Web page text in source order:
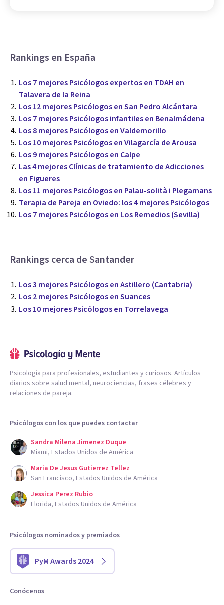
Rankings en España
Los 7 mejores Psicólogos expertos en TDAH en
Talavera de la Reina
Los 12 mejores Psicólogos en San Pedro Alcántara
Los 7 mejores Psicólogos infantiles en Benalmádena
Los 8 mejores Psicólogos en Valdemorillo
Los 10 mejores Psicólogos en Vilagarcía de Arousa
Los 9 mejores Psicólogos en Calpe
Las 4 mejores Clínicas de tratamiento de Adicciones
en Figueres
Los 11 mejores Psicólogos en Palau-solità i Plegamans
Terapia de Pareja en Oviedo: los 4 mejores Psicólogos
Los 7 mejores Psicólogos en Los Remedios (Sevilla)
Rankings cerca de Santander
Los 3 mejores Psicólogos en Astillero (Cantabria)
Los 2 mejores Psicólogos en Suances
Los 10 mejores Psicólogos en Torrelavega
Psicología para profesionales, estudiantes y curiosos. Artículos
diarios sobre salud mental, neurociencias, frases célebres y
relaciones de pareja.
Psicólogos con los que puedes contactar
Sandra Milena Jimenez Duque
Miami, Estados Unidos de América
Maria De Jesus Gutierrez Tellez
San Francisco, Estados Unidos de América
Jessica Perez Rubio
Florida, Estados Unidos de América
Psicólogos nominados y premiados
PyM Awards 2024
Conócenos